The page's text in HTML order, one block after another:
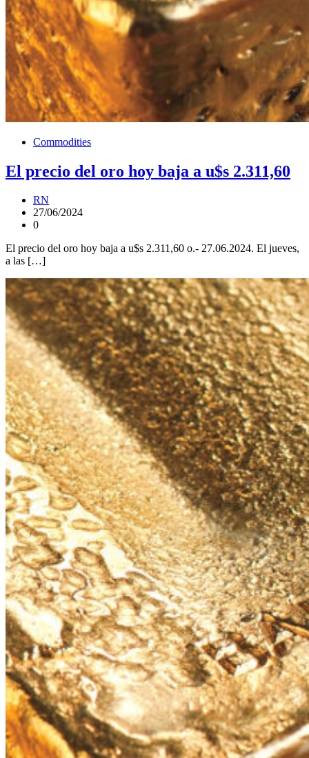
Commodities
El precio del oro hoy baja a u$s 2.311,60
RN
27/06/2024
0
El precio del oro hoy baja a u$s 2.311,60 o.- 27.06.2024. El jueves,
a las […]